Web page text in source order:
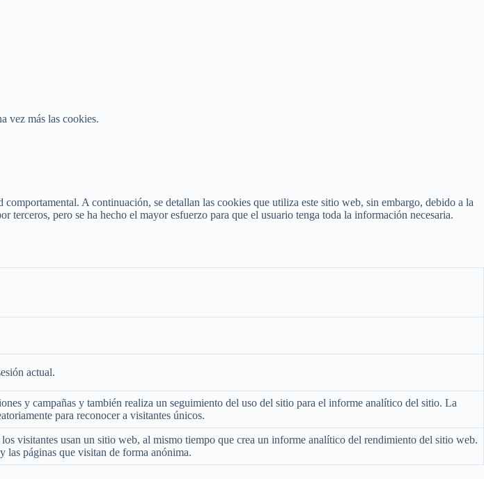
vez más las cookies.
A continuación, se detallan las cookies que utiliza este sitio web, sin embargo, debido a la
pero se ha hecho el mayor esfuerzo para que el usuario tenga toda la información necesaria.
actual.
y campañas y también realiza un seguimiento del uso del sitio para el informe analítico del sitio. La
para reconocer a visitantes únicos.
visitantes usan un sitio web, al mismo tiempo que crea un informe analítico del rendimiento del sitio web.
las páginas que visitan de forma anónima.